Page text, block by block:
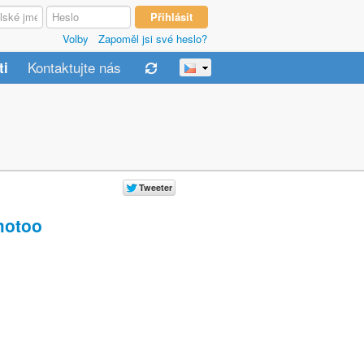
Volby Zapoměl jsi své heslo?
Kontaktujte nás